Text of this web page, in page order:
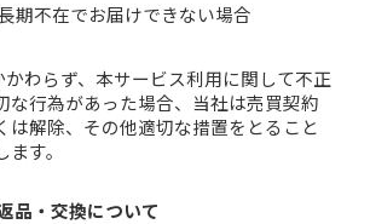
期不在でお届けできない場合
かわらず、本サービス利用に関して不正
な行為があった場合、当社は売買契約
は解除、その他適切な措置をとること
す。
・交換について